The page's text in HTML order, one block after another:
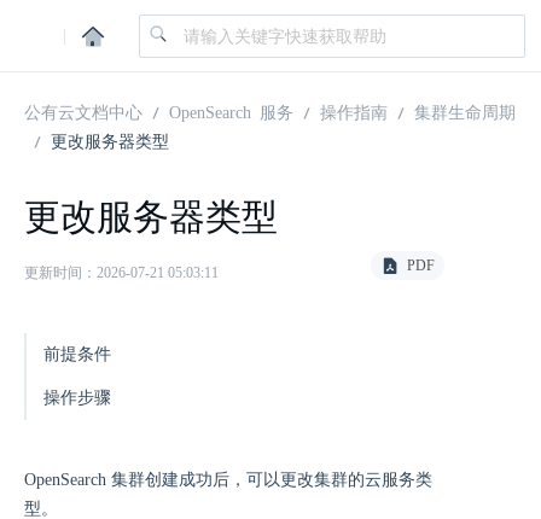
|
公有云文档中心 OpenSearch 服务 操作指南
集群生命周期
更改服务器类型
更改服务器类型
更新时间：2026-07-21 05:03:11 PDF
前提条件
操作步骤
OpenSearch 集群创建成功后，可以更改集群的云服务类
型。